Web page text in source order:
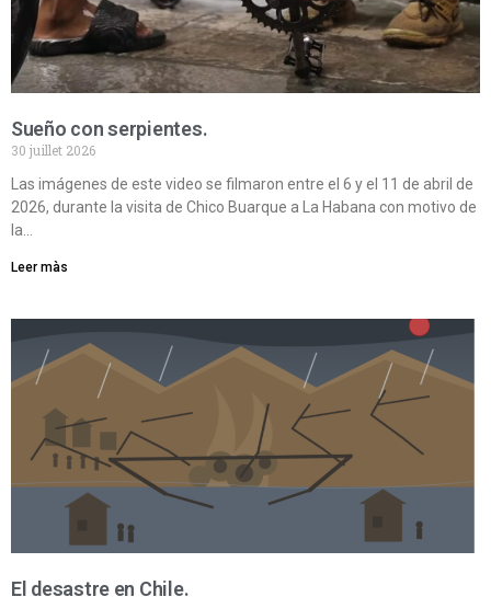
Sueño con serpientes.
30 juillet 2026
Las imágenes de este video se filmaron entre el 6 y el 11 de abril de
2026, durante la visita de Chico Buarque a La Habana con motivo de
la…
Leer màs
El desastre en Chile.